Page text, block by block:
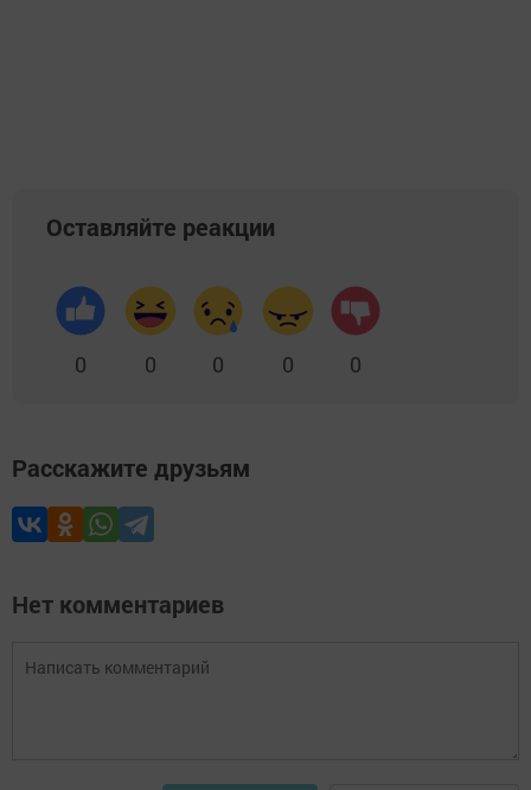
Оставляйте реакции
0 0 0 0 0
Расскажите друзьям
Нет комментариев